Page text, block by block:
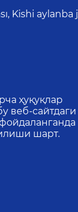
Kishi aylanba
ҳуқуқлар
веб-сайтдаги
шарт.